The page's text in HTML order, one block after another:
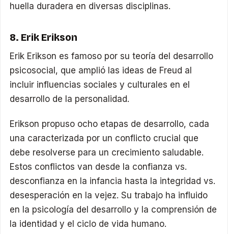
huella duradera en diversas disciplinas.
8. Erik Erikson
Erik Erikson es famoso por su teoría del desarrollo
psicosocial, que amplió las ideas de Freud al
incluir influencias sociales y culturales en el
desarrollo de la personalidad.
Erikson propuso ocho etapas de desarrollo, cada
una caracterizada por un conflicto crucial que
debe resolverse para un crecimiento saludable.
Estos conflictos van desde la confianza vs.
desconfianza en la infancia hasta la integridad vs.
desesperación en la vejez. Su trabajo ha influido
en la psicología del desarrollo y la comprensión de
la identidad y el ciclo de vida humano.